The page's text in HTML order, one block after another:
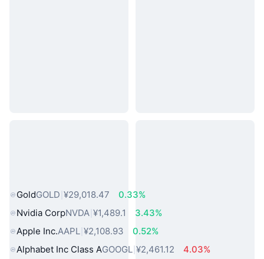
GoldGOLD ¥29,018.47
0.33%
Nvidia CorpNVDA ¥1,489.1
3.43%
Apple Inc.AAPL ¥2,108.93
0.52%
Alphabet Inc Class AGOOGL ¥2,461.12
4.03%